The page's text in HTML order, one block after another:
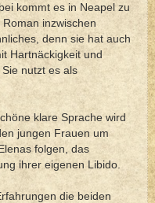
kommt es in Neapel zu
inzwischen
denn sie hat auch
Hartnäckigkeit und
nutzt es als
klare Sprache wird
jungen Frauen um
folgen, das
ihrer eigenen Libido.
die beiden